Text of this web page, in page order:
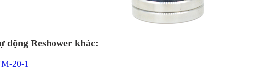
động Reshower khác:
20-1